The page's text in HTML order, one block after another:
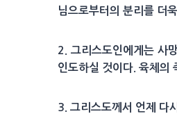
님으로부터의 분리를 더
2. 그리스도인에게는 사
인도하실 것이다. 육체의
3. 그리스도께서 언제 다